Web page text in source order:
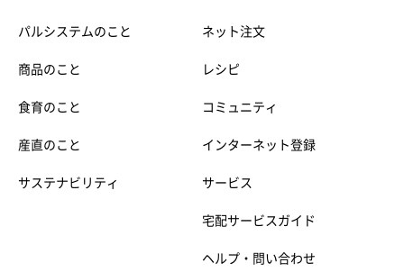
パルシステムのこと
商品のこと
食育のこと
産直のこと
サステナビリティ
ネット注文
レシピ
コミュニティ
インターネット登録
サービス
宅配サービスガイド
ヘルプ・問い合わせ